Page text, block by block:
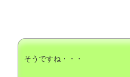
そうですね・・・